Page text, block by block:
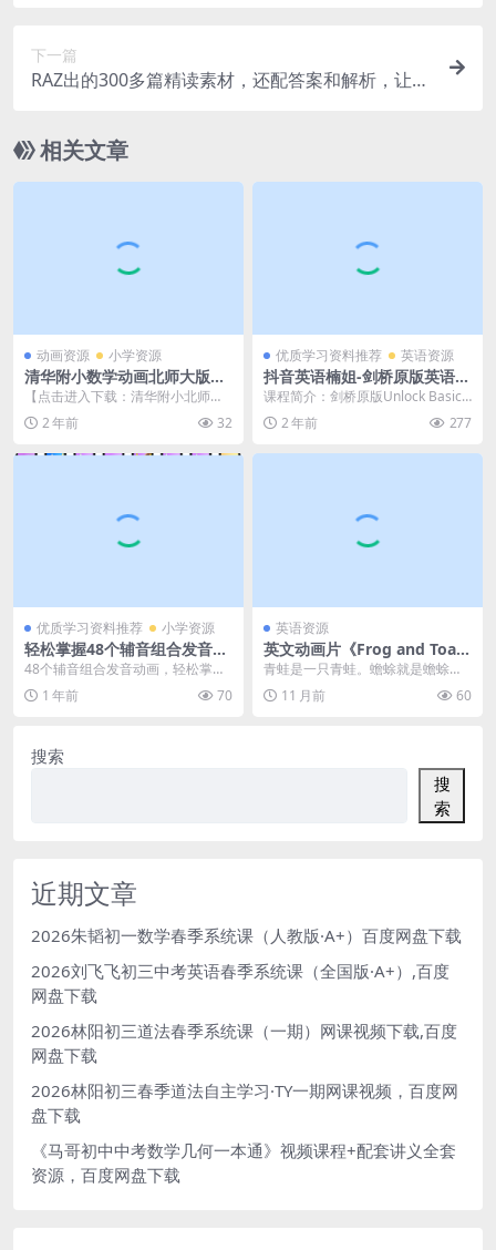
下一篇
RAZ出的300多篇精读素材，还配答案和解析，让孩
相关文章
动画资源 小学资源
清华附小数学动画北师大版六
年级下册（19集MP4动画视频
完整版）百度网盘下载
【点击进入下载：清华附小北师大
六下数学19节动画视频课程】六年
级下册毕业班的孩子...
2 年前 32
优质学习资料推荐 英语资源
抖音英语楠姐-剑桥原版英语U
nlock Basic下册 Unit 6—10
全套视频课程共26.19GB百度
网盘下载
课程简介：剑桥原版Unlock Basic
精讲课（下册 Unit 6—10）・...
2 年前 277
优质学习资料推荐 小学资源
轻松掌握48个辅音组合发音！
高效自然拼读动画资源，百度
网盘下载
48个辅音组合发音动画，轻松掌握
自然拼读！ 学辅音字母组合，最怕
拖拖拉拉——既费...
1 年前 70
英语资源
英文动画片《Frog and Toad
青蛙和蟾蜍》全二季共17集，
1080P高清视频带中英文字
幕，带配套音频MP3，百度网
青蛙是一只青蛙。蟾蜍就是蟾蜍。
他们有很多共同点…但他们也非常
不同。青蛙和蟾蜍是最...
11 月前 60
搜索
搜
索
近期文章
2026朱韬初一数学春季系统课（人教版·A+）百度网盘下载
2026刘飞飞初三中考英语春季系统课（全国版·A+）,百度
网盘下载
2026林阳初三道法春季系统课（一期）网课视频下载,百度
网盘下载
2026林阳初三春季道法自主学习·TY一期网课视频，百度网
盘下载
《马哥初中中考数学几何一本通》视频课程+配套讲义全套
资源，百度网盘下载